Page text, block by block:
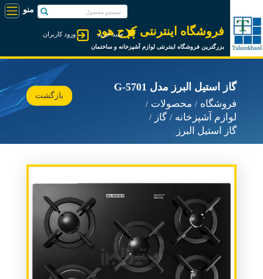
فروشگاه اینترنتی کرج هود
بزرگترین فروشگاه اینترنتی لوازم آشپزخانه و ساختمان
ورود کاربران سبد خرید
گاز استیل البرز مدل G-5701
فروشگاه
محصولات
لوازم آشپزخانه
گاز
گاز استیل البرز
بازگشت